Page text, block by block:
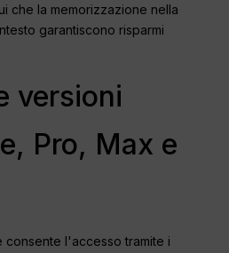
che la memorizzazione nella
garantiscono risparmi
versioni
Pro, Max e
consente l'accesso tramite i